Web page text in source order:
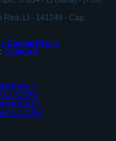
Cookie Policy
ComCart
Rea: LI - 141249 - Cap.